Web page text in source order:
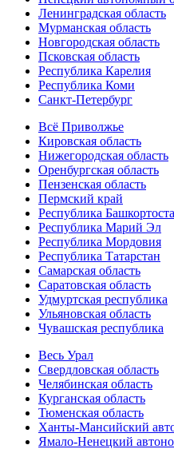
Ленинградская область
Мурманская область
Новгородская область
Псковская область
Республика Карелия
Республика Коми
Санкт-Петербург
Всё Приволжье
Кировская область
Нижегородская область
Оренбургская область
Пензенская область
Пермский край
Республика
Республика Марий Эл
Республика Мордовия
Республика Татарстан
Самарская область
Саратовская область
Удмуртская республика
Ульяновская область
Чувашская республика
Весь Урал
Свердловская область
Челябинская область
Курганская область
Тюменская область
Ханты-Мансийский
Ямало-Ненецкий